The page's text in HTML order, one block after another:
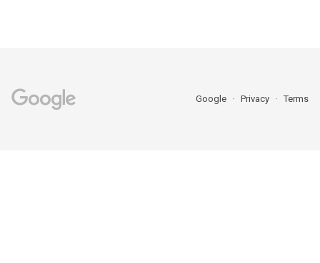
Google Privacy Terms